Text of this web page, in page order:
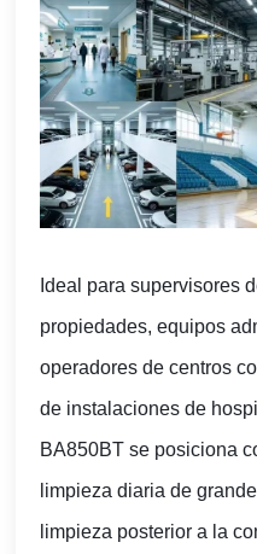
Ideal para supervisores
propiedades, equipos
operadores de centros
de instalaciones de
BA850BT se posiciona
limpieza diaria de
limpieza posterior a la